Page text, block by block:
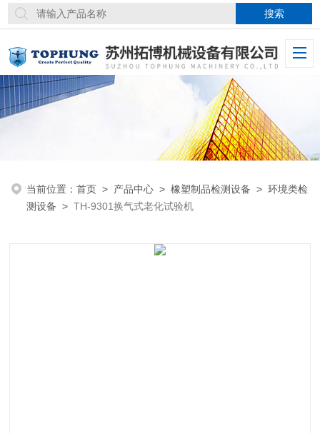
当前位置：首页 > 产品中心 >橡塑制品检测设备 >环境类检
测设备 >TH-9301换气式老化试验机